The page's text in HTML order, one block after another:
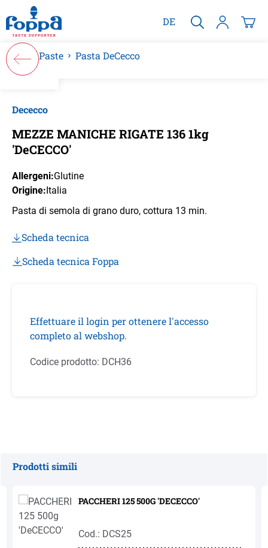
principale
DE
Paste Pasta DeCecco
Dececco
MEZZE MANICHE RIGATE 136 1kg
'DeCECCO'
Allergeni:Glutine
Origine:Italia
Pasta di semola di grano duro, cottura 13 min.
Scheda tecnica
Scheda tecnica Foppa
Effettuare il login per ottenere l'accesso
completo al webshop.
Codice prodotto: DCH36
Prodotti simili
PACCHERI 125 500G 'DECECCO'
Cod.: DCS25